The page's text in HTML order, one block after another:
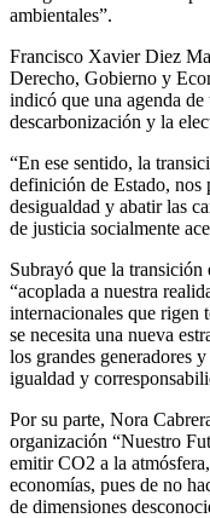
ambientales”.
Francisco Xavier Diez
Derecho, Gobierno y
indicó que una agenda
descarbonización y la
“En ese sentido, la
definición de Estado, nos
desigualdad y abatir las
de justicia socialmente
Subrayó que la transición
“acoplada a nuestra
internacionales que rigen
se necesita una nueva
los grandes generadores
igualdad y
Por su parte, Nora
organización “Nuestro
emitir CO2 a la
economías, pues de no
de dimensiones